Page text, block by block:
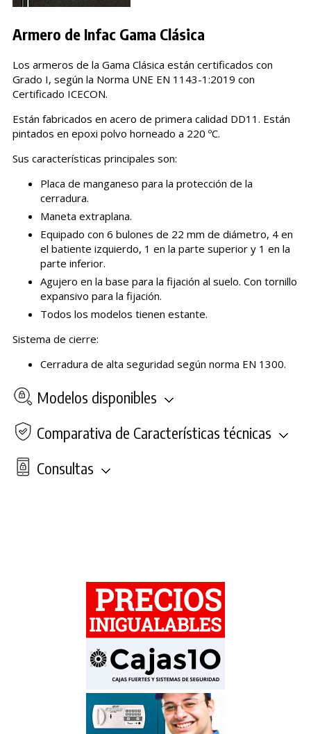
Armero de Infac Gama Clásica
Los armeros de la Gama Clásica están certificados con
Grado I, según la Norma UNE EN 1143-1:2019 con
Certificado ICECON.
Están fabricados en acero de primera calidad DD11. Están
pintados en epoxi polvo horneado a 220 ºC.
Sus características principales son:
Placa de manganeso para la protección de la
cerradura.
Maneta extraplana.
Equipado con 6 bulones de 22 mm de diámetro, 4 en
el batiente izquierdo, 1 en la parte superior y 1 en la
parte inferior.
Agujero en la base para la fijación al suelo. Con tornillo
expansivo para la fijación.
Todos los modelos tienen estante.
Sistema de cierre:
Cerradura de alta seguridad según norma EN 1300.
Modelos disponibles
Comparativa de Características técnicas
Consultas